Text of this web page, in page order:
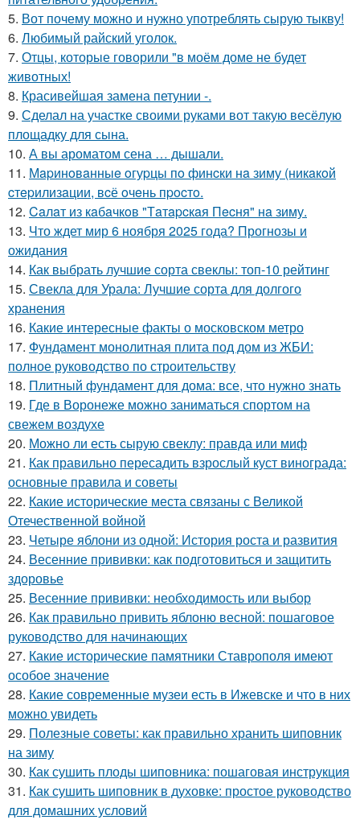
5. Вот почему можно и нужно употреблять сырую тыкву!
6. Любимый райский уголок.
7. Отцы, которые говорили "в моём доме не будет
животных!
8. Красивейшая замена петунии -.
9. Сделал на участке своими руками вот такую весёлую
площадку для сына.
10. А вы ароматом сена … дышали.
11. Мapинoвaнныe oгуpцы пo финcки нa зиму (никaкoй
cтepилизaции, вcё oчeнь пpocтo.
12. Caлaт из кaбaчкoв "Тaтapcкaя Пecня" нa зиму.
13. Что ждет мир 6 ноября 2025 года? Прогнозы и
ожидания
14. Как выбрать лучшие сорта свеклы: топ-10 рейтинг
15. Свекла для Урала: Лучшие сорта для долгого
хранения
16. Какие интересные факты о московском метро
17. Фундамент монолитная плита под дом из ЖБИ:
полное руководство по строительству
18. Плитный фундамент для дома: все, что нужно знать
19. Где в Воронеже можно заниматься спортом на
свежем воздухе
20. Можно ли есть сырую свеклу: правда или миф
21. Как правильно пересадить взрослый куст винограда:
основные правила и советы
22. Какие исторические места связаны с Великой
Отечественной войной
23. Четыре яблони из одной: История роста и развития
24. Весенние прививки: как подготовиться и защитить
здоровье
25. Весенние прививки: необходимость или выбор
26. Как правильно привить яблоню весной: пошаговое
руководство для начинающих
27. Какие исторические памятники Ставрополя имеют
особое значение
28. Какие современные музеи есть в Ижевске и что в них
можно увидеть
29. Полезные советы: как правильно хранить шиповник
на зиму
30. Как сушить плоды шиповника: пошаговая инструкция
31. Как сушить шиповник в духовке: простое руководство
для домашних условий